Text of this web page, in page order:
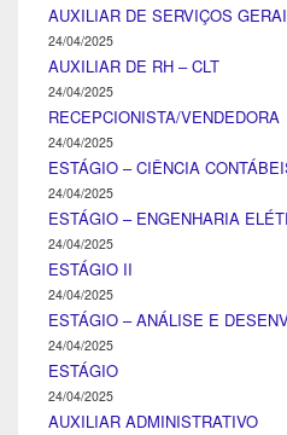
AUXILIAR DE SERVIÇOS
24/04/2025
AUXILIAR DE RH – CLT
24/04/2025
RECEPCIONISTA/VENDEDORA
24/04/2025
ESTÁGIO – CIÊNCIA
24/04/2025
ESTÁGIO – ENGENHARIA
24/04/2025
ESTÁGIO II
24/04/2025
ESTÁGIO – ANÁLISE E
24/04/2025
ESTÁGIO
24/04/2025
AUXILIAR ADMINISTRATIVO